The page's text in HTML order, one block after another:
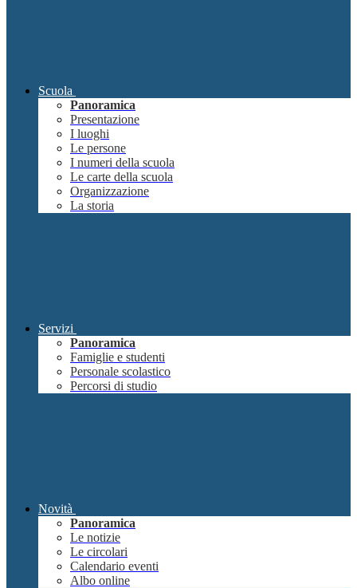
Scuola
Panoramica
Presentazione
I luoghi
Le persone
I numeri della scuola
Le carte della scuola
Organizzazione
La storia
Servizi
Panoramica
Famiglie e studenti
Personale scolastico
Percorsi di studio
Novità
Panoramica
Le notizie
Le circolari
Calendario eventi
Albo online